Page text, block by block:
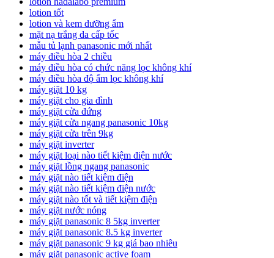
lotion tốt
lotion và kem dưỡng ẩm
mặt nạ trắng da cấp tốc
mẫu tủ lạnh panasonic mới nhất
máy điều hòa 2 chiều
máy điều hòa có chức năng lọc không khí
máy điều hòa độ ẩm lọc không khí
máy giặt 10 kg
máy giặt cho gia đình
máy giặt cửa đứng
máy giặt cửa ngang panasonic 10kg
máy giặt cửa trên 9kg
máy giặt inverter
máy giặt loại nào tiết kiệm điện nước
máy giặt lồng ngang panasonic
máy giặt nào tiết kiệm điện
máy giặt nào tiết kiệm điện nước
máy giặt nào tốt và tiết kiệm điện
máy giặt nước nóng
máy giặt panasonic 8 5kg inverter
máy giặt panasonic 8.5 kg inverter
máy giặt panasonic 9 kg giá bao nhiêu
máy giặt panasonic active foam